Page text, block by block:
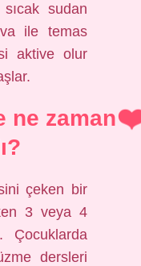
sudan
ile temas
aktive olur
ne zaman
çeken bir
3 veya 4
Çocuklarda
dersleri